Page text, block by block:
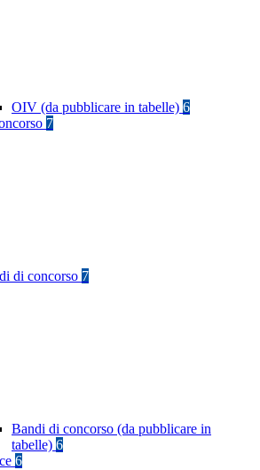
OIV (da pubblicare in tabelle) 6
7
di concorso 7
Bandi di concorso (da pubblicare in
tabelle) 6
6